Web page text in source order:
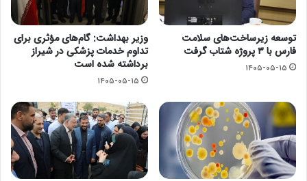
توسعه زیرساخت‌های سلامت
فارس با ۳ پروژه شتاب گرفت
۱۴۰۵-۰۵-۱۵
وزیر بهداشت: گام‌های مؤثری برای
تداوم خدمات پزشکی در شیراز
برداشته شده است
۱۴۰۵-۰۵-۱۵